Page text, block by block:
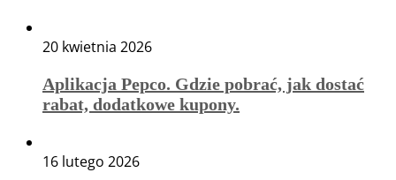
20 kwietnia 2026
Aplikacja Pepco. Gdzie pobrać, jak dostać
rabat, dodatkowe kupony.
16 lutego 2026